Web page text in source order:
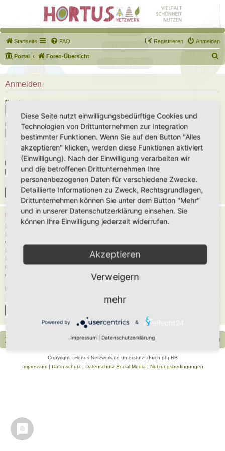
Startseite FAQ Anmelden
Registrieren
Portal Foren-Übersicht
u
h
Anmelden
Benutzername:
Passwort:
Ich habe mein Passwort vergessen
Angemeldet bleiben
Meinen Online-Status während dieser Sitzung verbergen
REGISTRIEREN
Du musst in diesem Forum registriert sein, um dich anmelden zu können. Die
weitere Funktionen zuzugreifen. Die Board-Administration kann registrierten
Benutzern auch zusätzliche Berechtigungen zuweisen. Beachte bitte unsere
Nutzungsbedingungen und die verwandten Regelungen, bevor du dich
registrierst. Bitte beachte auch die jeweiligen Forenregeln, wenn du dich in
diesem Board bewegst.
Foren-Übersicht Alle Zeiten sind UTC+02:00
Copyright - Hortus-Netzwerk.de unterstützt durch phpBB
Impressum| Datenschutz| Datenschutz Social Media Nutzungsbedingungen
Diese Seite nutzt einwilligungsbedürftige Cookies und
Technologien von Drittunternehmen zur Integration
bestimmter Funktionen. Wenn Sie auf den Button "Alles
akzeptieren" klicken, werden diese Funktionen aktiviert
(Einwilligung). Nach der Einwilligung verarbeiten wir
und die betroffenen Drittunternehmen Ihre
personenbezogenen Daten für verschiedene Zwecke.
Detaillierte Informationen zu Zweck, Rechtsgrundlagen,
Drittunternehmen können Sie unter dem Button "Mehr"
und in unserer Datenschutzerklärung einsehen. Sie
können Ihre Einwilligung jederzeit widerrufen.
Akzeptieren
Verweigern
mehr
Powered by &
Impressum Datenschutzerklärung